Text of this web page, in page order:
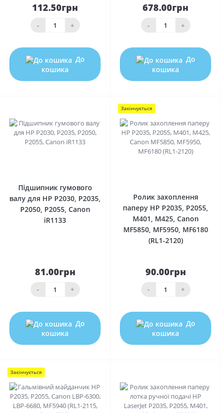
112.50грн
- +
До
кошика
678.00грн
- +
До
кошика
Підшипник гумового
валу для HP P2030, P2035,
P2050, P2055, Canon
iR1133
81.00грн
- +
До
кошика
Закінчується
Ролик захоплення
паперу HP P2035, P2055,
M401, M425, Canon
MF5850, MF5950, MF6180
(RL1-2120)
90.00грн
- +
До
кошика
Закінчується